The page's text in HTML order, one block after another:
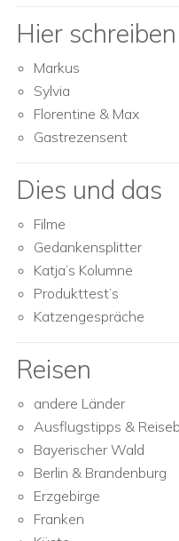
Hier schreiben
Markus
Sylvia
Florentine & Max
Gastrezensent
Dies und das
Filme
Gedankensplitter
Katja’s Kolumne
Produkttest’s
Katzengespräche
Reisen
andere Länder
Ausflugstipps &
Bayerischer Wald
Berlin & Brandenburg
Erzgebirge
Franken